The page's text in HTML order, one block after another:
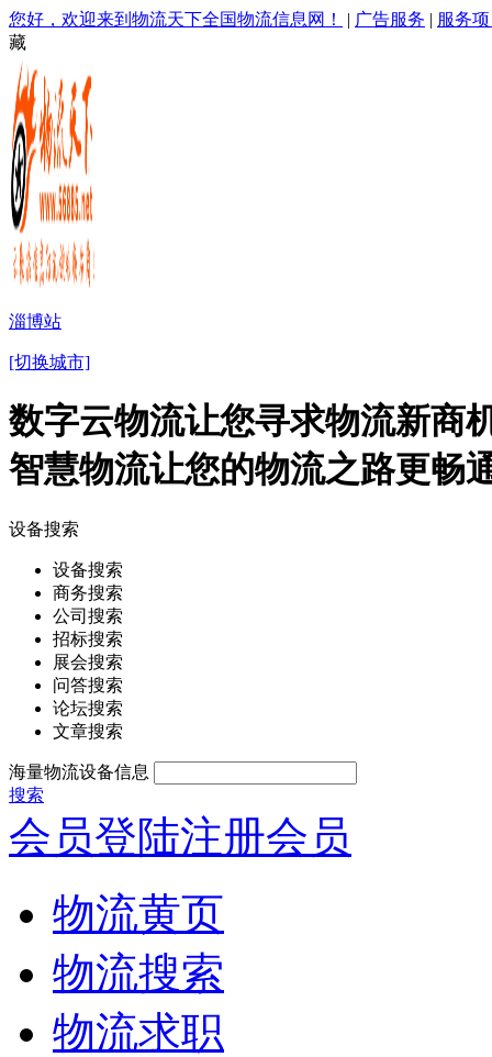
您好，欢迎来到物流天下全国物流信息网！ | 广告服务 | 服务
藏
淄博站
[切换城市]
数字云物流让您寻求物流新商
智慧物流让您的物流之路更畅
设备搜索
设备搜索
商务搜索
公司搜索
招标搜索
展会搜索
问答搜索
论坛搜索
文章搜索
海量物流设备信息
搜索
会员登陆注册会员
物流黄页
物流搜索
物流求职